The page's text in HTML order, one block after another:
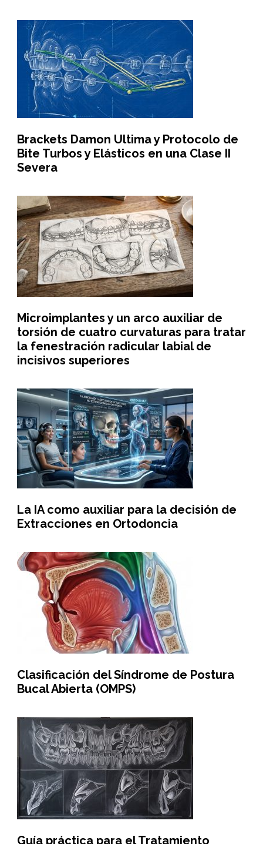
Brackets Damon Ultima y Protocolo de
Bite Turbos y Elásticos en una Clase II
Severa
Microimplantes y un arco auxiliar de
torsión de cuatro curvaturas para tratar
la fenestración radicular labial de
incisivos superiores
La IA como auxiliar para la decisión de
Extracciones en Ortodoncia
Clasificación del Síndrome de Postura
Bucal Abierta (OMPS)
Guía práctica para el Tratamiento